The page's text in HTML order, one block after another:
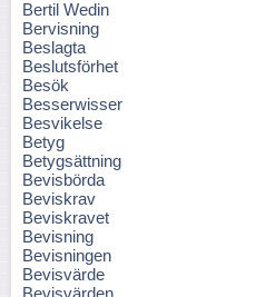
Bertil Wedin
Bervisning
Beslagta
Beslutsförhet
Besök
Besserwisser
Besvikelse
Betyg
Betygsättning
Bevisbörda
Beviskrav
Beviskravet
Bevisning
Bevisningen
Bevisvärde
Bevisvärden